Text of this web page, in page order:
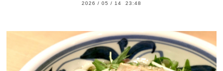
2026 / 05 / 14 23:48